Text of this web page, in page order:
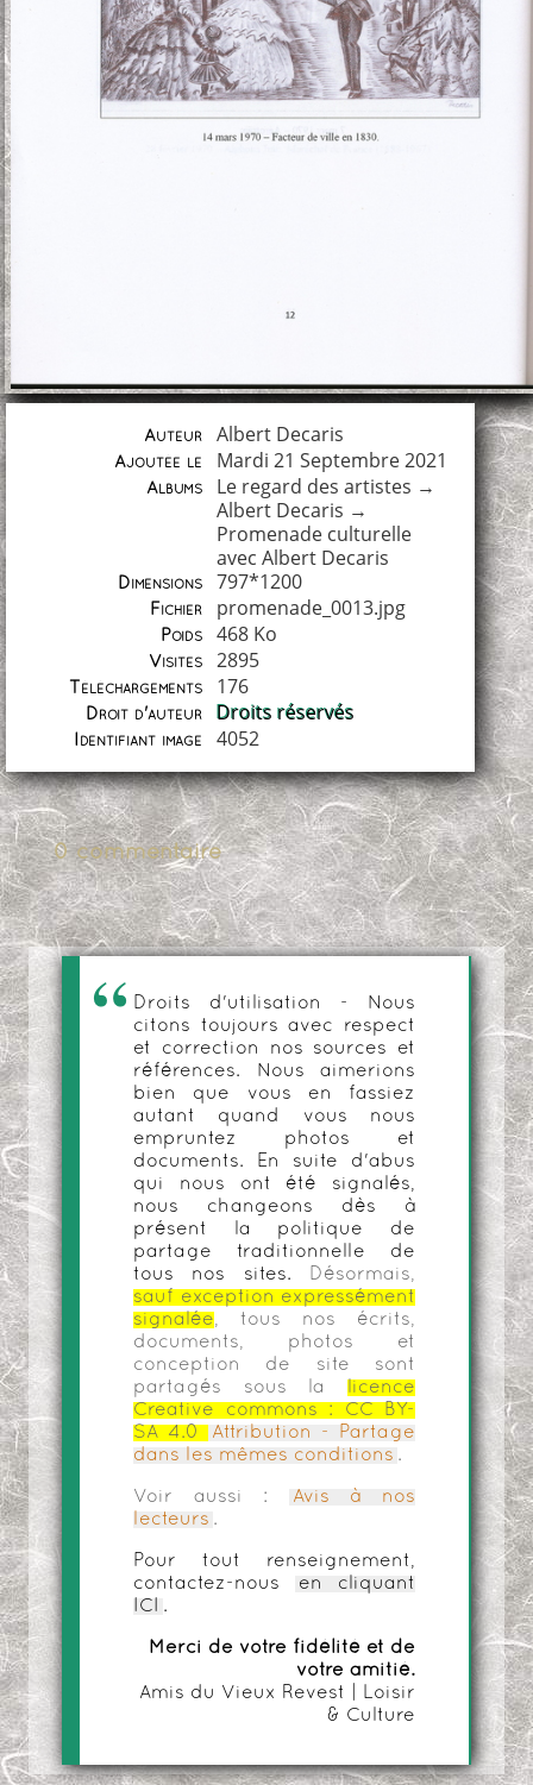
Auteur Albert Decaris
Ajoutée le Mardi 21 Septembre 2021
Albums Le regard des artistes →
Albert Decaris →
Promenade culturelle
avec Albert Decaris
Dimensions 797*1200
Fichier promenade_0013.jpg
Poids 468 Ko
Visites 2895
Téléchargements 176
Droit d'auteur Droits réservés
Identifiant image 4052
0 commentaire
Droits d'utilisation - Nous
citons toujours avec respect
et correction nos sources et
références. Nous aimerions
bien que vous en fassiez
autant quand vous nous
empruntez photos et
documents. En suite d'abus
qui nous ont été signalés,
nous changeons dès à
présent la politique de
partage traditionnelle de
tous nos sites.
Désormais,
sauf exception expressément
signalée, tous nos écrits,
documents, photos et
conception de site sont
partagés sous la
licence
Creative commons :
CC BY-
SA 4.0
Attribution - Partage
dans les mêmes conditions .
Voir aussi :
Avis à nos
lecteurs .
Pour tout renseignement,
contactez-nous
en cliquant
ICI
.
Merci de votre fidélité et de
votre amitié.
Amis du Vieux Revest | Loisir
& Culture